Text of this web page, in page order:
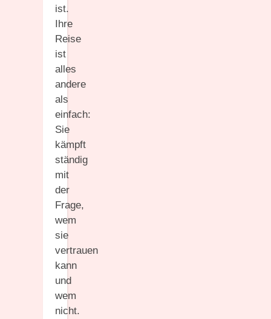
ist.
Ihre
Reise
ist
alles
andere
als
einfach:
Sie
kämpft
ständig
mit
der
Frage,
wem
sie
vertrauen
kann
und
wem
nicht.